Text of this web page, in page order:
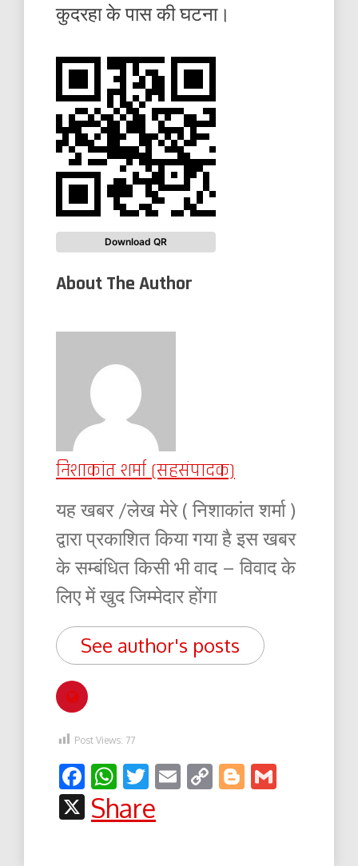
कुदरहा के पास की घटना।
Download QR
About The Author
निशाकांत शर्मा (सहसंपादक)
यह खबर /लेख मेरे ( निशाकांत शर्मा )
द्वारा प्रकाशित किया गया है इस खबर
के सम्बंधित किसी भी वाद – विवाद के
लिए में खुद जिम्मेदार होंगा
See author's posts
Post Views: 77
Facebook
WhatsApp
Twitter
EmailCopyBlogger
X
Share